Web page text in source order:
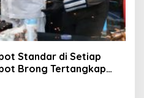
Standar di Setiap
Brong Tertangkap